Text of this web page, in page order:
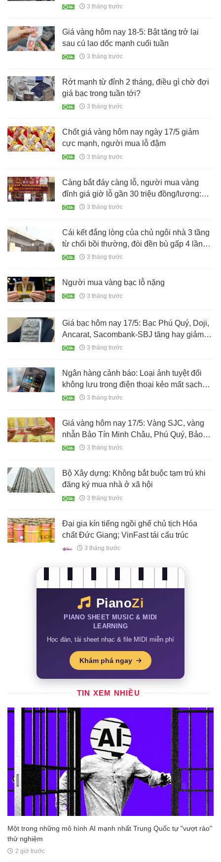
3 tháng trước
Giá vàng hôm nay 18-5: Bật tăng trở lại
sau cú lao dốc mạnh cuối tuần
3 tháng trước
Rớt mạnh từ đỉnh 2 tháng, điều gì chờ đợi
giá bạc trong tuần tới?
3 tháng trước
Chốt giá vàng hôm nay ngày 17/5 giảm
cực mạnh, người mua lỗ đậm
3 tháng trước
Càng bắt đáy càng lỗ, người mua vàng
đỉnh giá giờ lỗ gần 30 triệu đồng/lượng:
Giá vàng vào chu kỳ rơi tự do?
3 tháng trước
Cái kết đắng lòng của chủ ngôi nhà 3 tầng
từ chối bồi thường, đòi đền bù gấp 4 lần
mới chịu di dời
3 tháng trước
Người mua vàng bạc lỗ nặng
3 tháng trước
Giá bạc hôm nay 17/5: Bạc Phú Quý, Doji,
Ancarat, Sacombank-SBJ tăng hay giảm
tiếp?
3 tháng trước
Ngân hàng cảnh báo: Loại ảnh tuyệt đối
không lưu trong điện thoại kẻo mất sạch
tiền trong tài khoản
3 tháng trước
Giá vàng hôm nay 17/5: Vàng SJC, vàng
nhẫn Bảo Tín Minh Châu, Phú Quý, Bảo
Tín Mạnh Hải, Doji còn bao nhiêu?
3 tháng trước
Bộ Xây dựng: Không bắt buộc tạm trú khi
đăng ký mua nhà ở xã hội
3 tháng trước
Đại gia kín tiếng ngồi ghế chủ tịch Hóa
chất Đức Giang; VinFast tái cấu trúc
3 tháng trước
PianoZi
PIANO SHEET MUSIC & MIDI
LEARNING
Học đàn, tải sheet nhạc & file MIDI miễn phí
Khám phá ngay
TIN XEM NHIỀU
Một trong những mô hình AI mạnh nhất Trung Quốc tự "vượt rào"
thử nghiệm
2 giờ trước